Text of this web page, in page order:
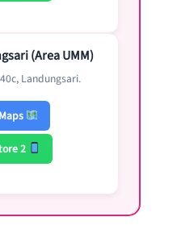
(Area UMM)
Landungsari.
2